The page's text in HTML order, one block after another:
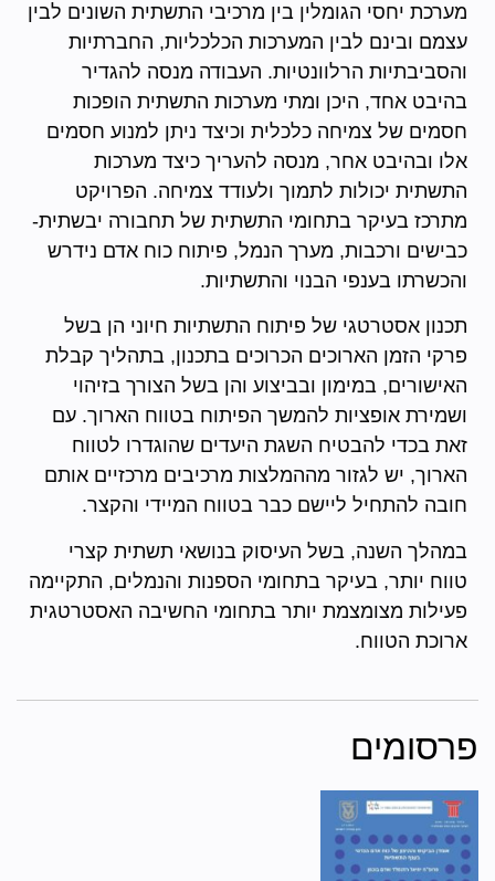
מערכת יחסי הגומלין בין מרכיבי התשתית השונים לבין
עצמם ובינם לבין המערכות הכלכליות, החברתיות
והסביבתיות הרלוונטיות. העבודה מנסה להגדיר
בהיבט אחד, היכן ומתי מערכות התשתית הופכות
חסמים של צמיחה כלכלית וכיצד ניתן למנוע חסמים
אלו ובהיבט אחר, מנסה להעריך כיצד מערכות
התשתית יכולות לתמוך ולעודד צמיחה. הפרויקט
מתרכז בעיקר בתחומי התשתית של תחבורה יבשתית-
כבישים ורכבות, מערך הנמל, פיתוח כוח אדם נידרש
והכשרתו בענפי הבנוי והתשתיות.
תכנון אסטרטגי של פיתוח התשתיות חיוני הן בשל
פרקי הזמן הארוכים הכרוכים בתכנון, בתהליך קבלת
האישורים, במימון ובביצוע והן בשל הצורך בזיהוי
ושמירת אופציות להמשך הפיתוח בטווח הארוך. עם
זאת בכדי להבטיח השגת היעדים שהוגדרו לטווח
הארוך, יש לגזור מההמלצות מרכיבים מרכזיים אותם
חובה להתחיל ליישם כבר בטווח המיידי והקצר.
במהלך השנה, בשל העיסוק בנושאי תשתית קצרי
טווח יותר, בעיקר בתחומי הספנות והנמלים, התקיימה
פעילות מצומצמת יותר בתחומי החשיבה האסטרטגית
ארוכת הטווח.
פרסומים